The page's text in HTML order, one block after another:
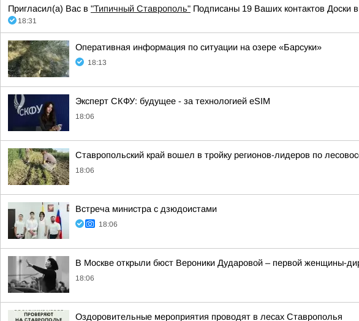
Пригласил(а) Вас в "Типичный Ставрополь" Подписаны 19 Ваших контактов Доски
18:31
Оперативная информация по ситуации на озере «Барсуки»
18:13
Эксперт СКФУ: будущее - за технологией eSIM
18:06
Ставропольский край вошел в тройку регионов-лидеров по
18:06
Встреча министра с дзюдоистами
18:06
В Москве открыли бюст Вероники Дударовой – первой женщины-
18:06
Оздоровительные мероприятия проводят в лесах Ставрополья